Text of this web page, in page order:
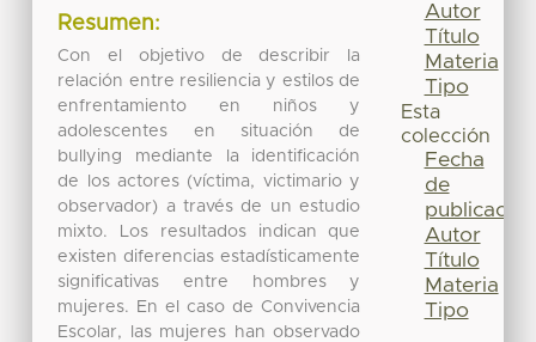
Resumen:
Con el objetivo de describir la
relación entre resiliencia y estilos de
enfrentamiento en niños y
adolescentes en situación de
bullying mediante la identificación
de los actores (víctima, victimario y
observador) a través de un estudio
mixto. Los resultados indican que
existen diferencias estadísticamente
significativas entre hombres y
mujeres. En el caso de Convivencia
Escolar, las mujeres han observado
Autor
Título
Materia
Tipo
Esta
colección
Fecha
de
publicación
Autor
Título
Materia
Tipo